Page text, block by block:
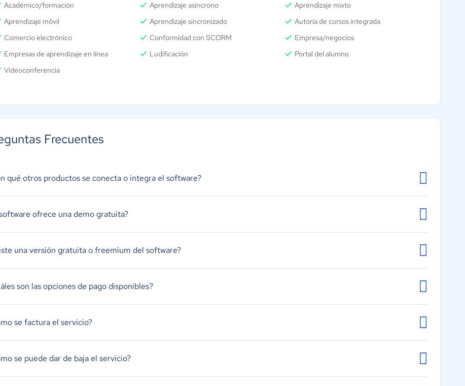
Académico/formación Aprendizaje asíncrono
Aprendizaje mixto
Aprendizaje móvil
Aprendizaje sincronizado
Autoría de cursos integrada
Comercio electrónico
Conformidad con SCORM
Empresa/negocios
Empresas de aprendizaje en línea
Ludificación
Portal del alumno
Videoconferencia
Frecuentes
qué otros productos se conecta o integra el software?
ofrece una demo gratuita?
una versión gratuita o freemium del software?
son las opciones de pago disponibles?
se factura el servicio?
se puede dar de baja el servicio?